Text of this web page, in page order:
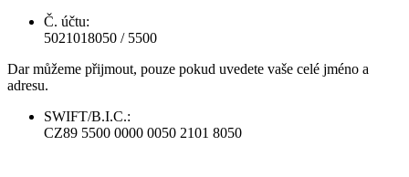
Č. účtu:
5021018050 / 5500
Dar můžeme přijmout, pouze pokud uvedete vaše celé jméno a
adresu.
SWIFT/B.I.C.:
CZ89 5500 0000 0050 2101 8050